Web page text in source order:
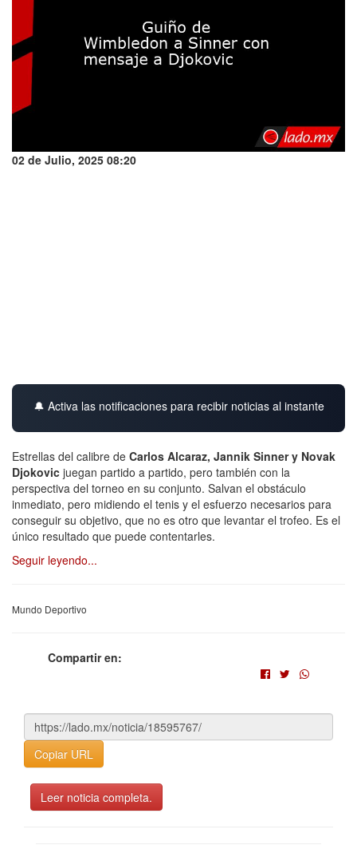
02 de Julio, 2025 08:20
🔔 Activa las notificaciones para recibir noticias al instante
Estrellas del calibre de Carlos Alcaraz, Jannik Sinner y Novak
Djokovic juegan partido a partido, pero también con la
perspectiva del torneo en su conjunto. Salvan el obstáculo
inmediato, pero midiendo el tenis y el esfuerzo necesarios para
conseguir su objetivo, que no es otro que levantar el trofeo. Es el
único resultado que puede contentarles.
Seguir leyendo...
Mundo Deportivo
Compartir en:
Copiar URL
Leer noticia completa.